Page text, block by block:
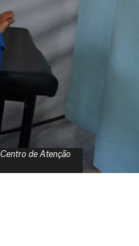
de Atenção